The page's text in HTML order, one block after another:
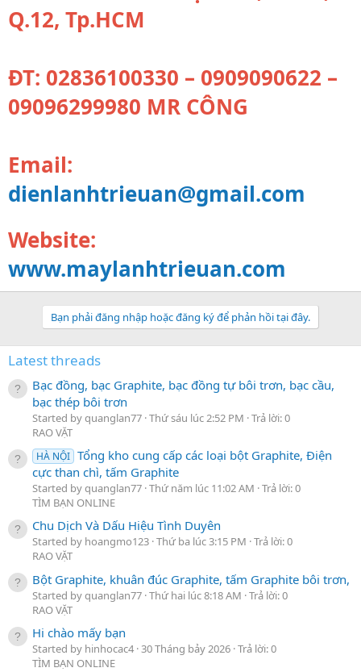
Q.12, Tp.HCM
ĐT: 02836100330 – 0909090622 –
09096299980 MR CÔNG
Email:
dienlanhtrieuan@gmail.com
Website:
www.maylanhtrieuan.com
Bạn phải đăng nhập hoặc đăng ký để phản hồi tại đây.
Latest threads
Bạc đồng, bạc Graphite, bạc đồng tự bôi trơn, bạc cầu,
bạc thép bôi trơn
Started by quanglan77 Thứ sáu lúc 2:52 PM Trả lời: 0
RAO VẶT
HÀ NỘI Tổng kho cung cấp các loại bột Graphite, Điện
cực than chì, tấm Graphite
Started by quanglan77 Thứ năm lúc 11:02 AM Trả lời: 0
TÌM BẠN ONLINE
Chu Dịch Và Dấu Hiệu Tình Duyên
Started by hoangmo123 Thứ ba lúc 3:15 PM Trả lời: 0
RAO VẶT
Bột Graphite, khuân đúc Graphite, tấm Graphite bôi trơn,
Started by quanglan77 Thứ hai lúc 8:18 AM Trả lời: 0
RAO VẶT
Hi chào mấy bạn
Started by hinhocac4 30 Tháng bảy 2026 Trả lời: 0
TÌM BẠN ONLINE